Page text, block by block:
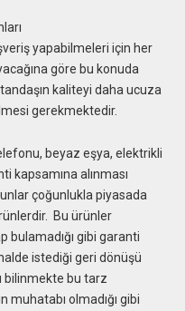
yapabilmeleri için her
göre bu konuda
kaliteyi daha ucuza
gerekmektedir.
beyaz eşya, elektrikli
kapsamına alınması
çoğunlukla piyasada
Bu ürünler
bulamadığı gibi garanti
istediği geri dönüşü
bilinmekte bu tarz
olmadığı gibi